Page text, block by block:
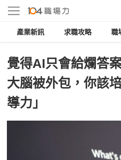
產業新訊 求職攻略 職
覺得AI只會給爛答
大腦被外包，你該
導力」